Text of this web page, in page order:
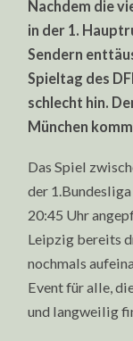
Nachdem die
in der 1.
Sendern
Spieltag des
schlecht hin.
München
Das Spiel
der
20:45 Uhr
Leipzig bereits
nochmals
Event für alle,
und langweilig